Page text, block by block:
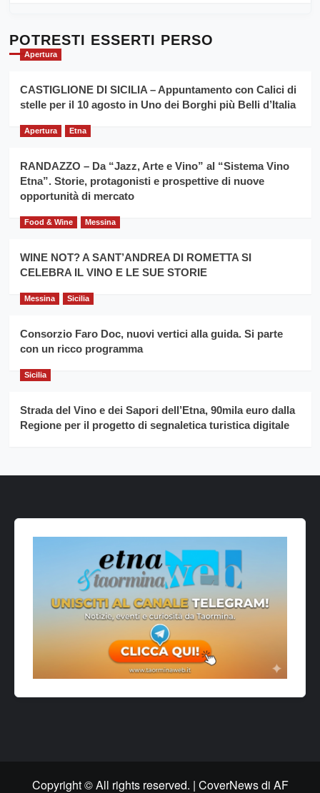
l’
evento
la
filiera
grano
Cronoscalata
per
il
anno
Franco
Caruso
POTRESTI ESSERTI PERSO
Apertura
CASTIGLIONE DI SICILIA – Appuntamento con Calici di
stelle per il 10 agosto in Uno dei Borghi più Belli d’Italia
Apertura Etna
RANDAZZO – Da “Jazz, Arte e Vino” al “Sistema Vino
Etna”. Storie, protagonisti e prospettive di nuove
opportunità di mercato
Food & Wine Messina
WINE NOT? A SANT’ANDREA DI ROMETTA SI
CELEBRA IL VINO E LE SUE STORIE
Messina Sicilia
Consorzio Faro Doc, nuovi vertici alla guida. Si parte
con un ricco programma
Sicilia
Strada del Vino e dei Sapori dell’Etna, 90mila euro dalla
Regione per il progetto di segnaletica turistica digitale
Copyright © All rights reserved. | CoverNewsdi AF